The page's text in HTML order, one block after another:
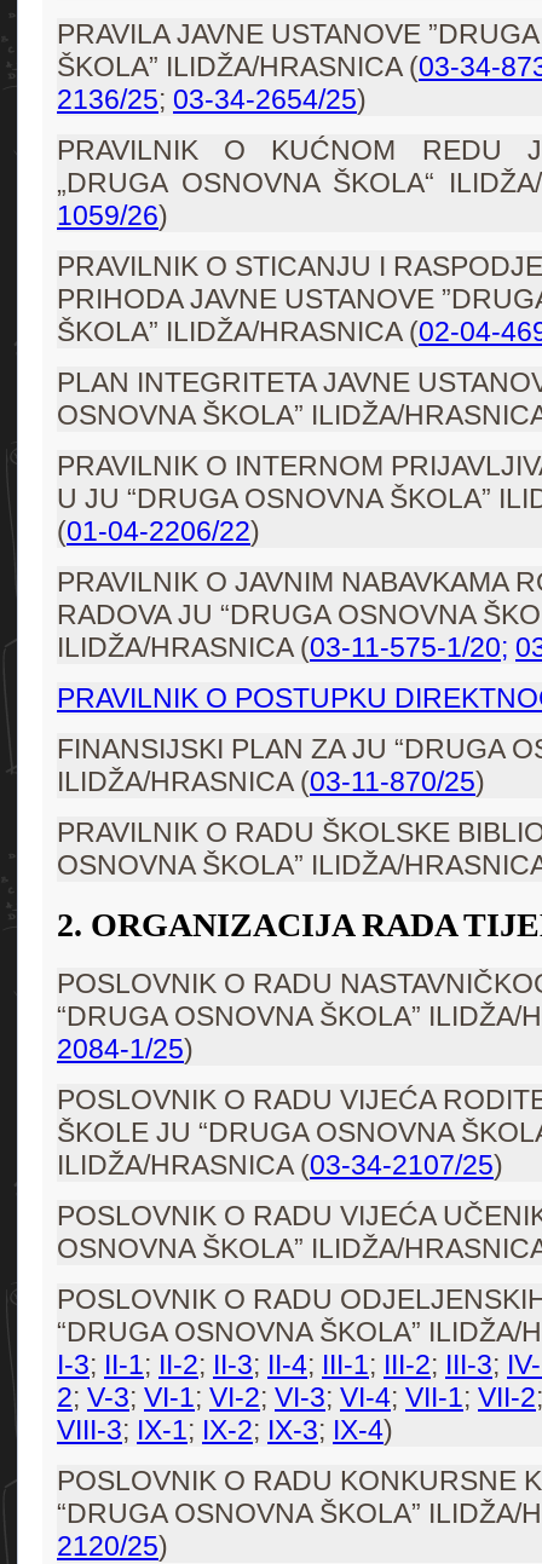
PRAVILA JAVNE USTANOVE
ŠKOLA” ILIDŽA/HRASNICA (03-34-
2136/25; 03-34-2654/25)
PRAVILNIK O KUĆNOM REDU
„DRUGA OSNOVNA ŠKOLA“
1059/26)
PRAVILNIK O STICANJU I
PRIHODA JAVNE USTANOVE
ŠKOLA” ILIDŽA/HRASNICA (02-04-
PLAN INTEGRITETA JAVNE
OSNOVNA ŠKOLA” ILIDŽA/
PRAVILNIK O INTERNOM
U JU “DRUGA OSNOVNA ŠKOLA”
(01-04-2206/22)
PRAVILNIK O JAVNIM NABAVKAMA
RADOVA JU “DRUGA OSNOVNA
ILIDŽA/HRASNICA (03-11-575-1/20;
PRAVILNIK O POSTUPKU
FINANSIJSKI PLAN ZA JU “DRUGA
ILIDŽA/HRASNICA (03-11-870/25)
PRAVILNIK O RADU ŠKOLSKE
OSNOVNA ŠKOLA” ILIDŽA/
2. ORGANIZACIJA RADA
POSLOVNIK O RADU
“DRUGA OSNOVNA ŠKOLA” ILIDŽA/
2084-1/25)
POSLOVNIK O RADU VIJEĆA
ŠKOLE JU “DRUGA OSNOVNA
ILIDŽA/HRASNICA (03-34-2107/25)
POSLOVNIK O RADU VIJEĆA
OSNOVNA ŠKOLA” ILIDŽA/
POSLOVNIK O RADU
“DRUGA OSNOVNA ŠKOLA” ILIDŽA/
I-3; II-1; II-2; II-3; II-4; III-1; III-2; III-3;
2; V-3; VI-1; VI-2; VI-3; VI-4; VII-1; VII-2
VIII-3; IX-1; IX-2; IX-3; IX-4)
POSLOVNIK O RADU KONKURSNE
“DRUGA OSNOVNA ŠKOLA” ILIDŽA/
2120/25)